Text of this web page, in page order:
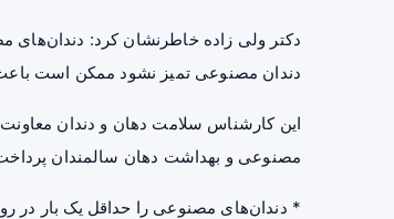
دکتر ولی زاده خاطرنشان کرد: دندان‌های
دندان مصنوعی تمیز نشود ممکن است
این کارشناس سلامت دهان و دندان
مصنوعی و بهداشت دهان سالمندان
* دندان‌های مصنوعی را حداقل یک بار در